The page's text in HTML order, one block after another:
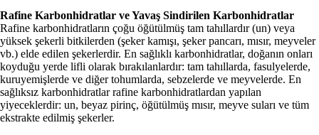
Rafine Karbonhidratlar ve Yavaş Sindirilen Karbonhidratlar
Rafine karbonhidratların çoğu öğütülmüş tam tahıllardır (un) veya
yüksek şekerli bitkilerden (şeker kamışı, şeker pancarı, mısır, meyveler
vb.) elde edilen şekerlerdir. En sağlıklı karbonhidratlar, doğanın onları
koyduğu yerde lifli olarak bırakılanlardır: tam tahıllarda, fasulyelerde,
kuruyemişlerde ve diğer tohumlarda, sebzelerde ve meyvelerde. En
sağlıksız karbonhidratlar rafine karbonhidratlardan yapılan
yiyeceklerdir: un, beyaz pirinç, öğütülmüş mısır, meyve suları ve tüm
ekstrakte edilmiş şekerler.